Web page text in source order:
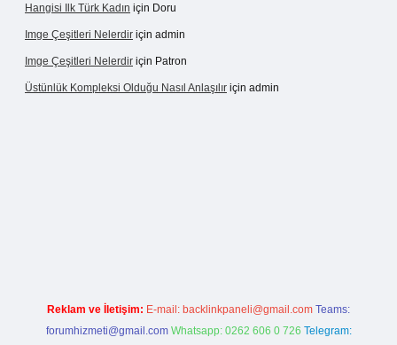
Hangisi Ilk Türk Kadın için Doru
Imge Çeşitleri Nelerdir için admin
Imge Çeşitleri Nelerdir için Patron
Üstünlük Kompleksi Olduğu Nasıl Anlaşılır için admin
Reklam ve İletişim: E-mail: backlinkpaneli@gmail.com Teams:
forumhizmeti@gmail.com Whatsapp: 0262 606 0 726 Telegram: